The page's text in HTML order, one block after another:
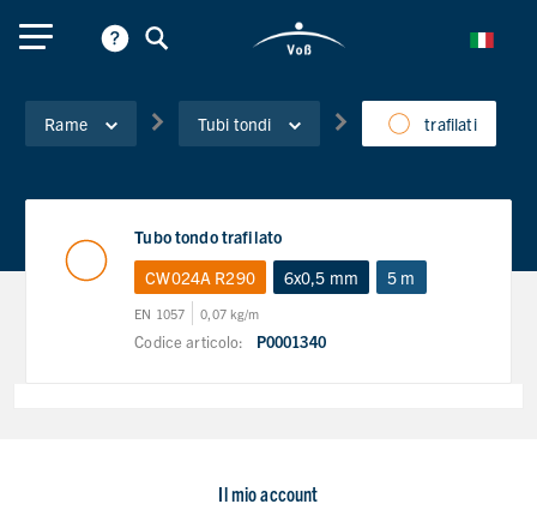
Rame Tubi tondi trafilati
Tubo tondo trafilato
CW024A R290
6x0,5 mm 5 m
EN 1057 0,07 kg/m
Codice articolo: P0001340
Il mio account